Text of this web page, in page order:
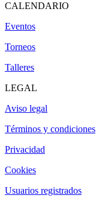
CALENDARIO
Eventos
Torneos
Talleres
LEGAL
Aviso legal
Términos y condiciones
Privacidad
Cookies
Usuarios registrados